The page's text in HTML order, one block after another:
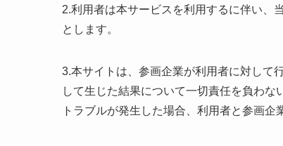
2.利用者は本サービスを利用するに伴い、
とします。
3.本サイトは、参画企業が利用者に対して
して生じた結果について一切責任を負わ
トラブルが発生した場合、利用者と参画企